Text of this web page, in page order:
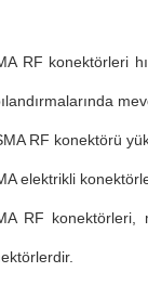
RF konektörleri
RF konektörü
elektrikli
RF konektörleri,